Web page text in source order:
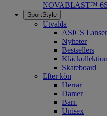
NOVABLAST™ 6
SportStyle
Utvalda
ASICS
Nyheter
Bestsellers
Klädkollektion
Skateboard
Efter kön
Herrar
Damer
Barn
Unisex